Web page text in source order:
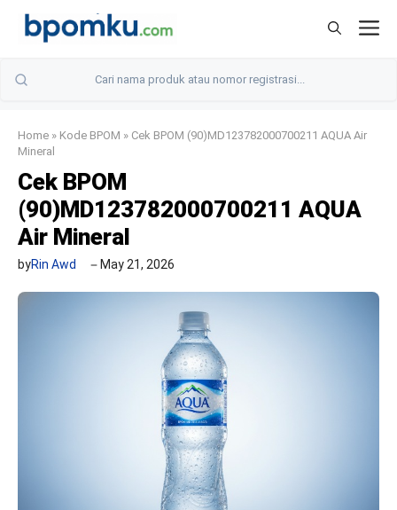
Skip
Home » Kode BPOM » Cek BPOM (90)MD123782000700211 AQUA Air
Mineral
Cek BPOM
(90)MD123782000700211 AQUA
Air Mineral
byRin Awd May 21, 2026